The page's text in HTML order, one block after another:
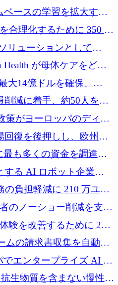
ーロを調達
ベースの学習を拡大する
の資金調達を完了
合理化するために 350 万
リューションとして
が母体ケアをどの
か
大14億ドルを確保、
IPOを申請、英国首相が
画を発表
削減に着手、約50人を解
策がヨーロッパのディー
ように再構築しているか
回復を後押しし、欧州の
月に105億ユーロに回復
最も多くの資金を調達し
する AI ロボット企業
ルを調達
の負担軽減に 210 万ユー
のノーショー削減を支援
ーロを調達
験を改善するために 200
ムの請求書収集を自動化
ロを調達
でエンタープライズ AI 導
1,200 万ユーロを確保
抗生物質を含まない慢性創